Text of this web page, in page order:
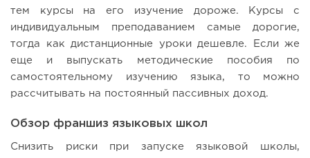
тем курсы на его изучение дороже. Курсы с
индивидуальным преподаванием самые дорогие,
тогда как дистанционные уроки дешевле. Если же
еще и выпускать методические пособия по
самостоятельному изучению языка, то можно
рассчитывать на постоянный пассивных доход.
Обзор франшиз языковых школ
Снизить риски при запуске языковой школы,